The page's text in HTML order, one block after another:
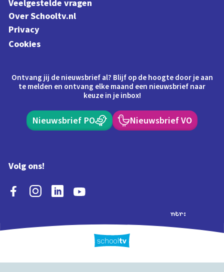
Veelgestelde vragen
Over Schooltv.nl
Privacy
Cookies
Ontvang jij de nieuwsbrief al? Blijf op de hoogte door je aan
te melden en ontvang elke maand een nieuwsbrief naar
keuze in je inbox!
Nieuwsbrief PO Nieuwsbrief VO
Volg ons!